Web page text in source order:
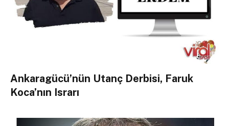
Ankaragücü’nün Utanç Derbisi, Faruk
Koca’nın Israrı